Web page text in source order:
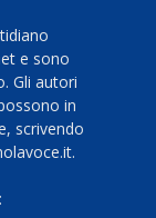
e sono
Gli autori
in
scrivendo
: